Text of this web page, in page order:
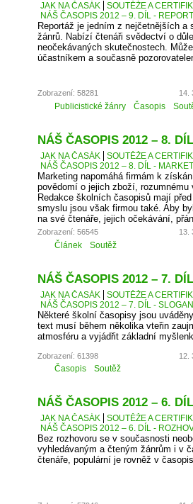
JAK NA ČASÁK
SOUTĚŽE A
NÁŠ ČASOPIS 2012 – 9. DÍL -
Reportáž je jedním z nejčetnějších a
žánrů. Nabízí čtenáři svědectví o
neočekávaných skutečnostech.
účastníkem a současně
Zobrazení: 58281 14.
Publicistické žánry Časopis
NÁŠ ČASOPIS 2012 – 8.
JAK NA ČASÁK
SOUTĚŽE A
NÁŠ ČASOPIS 2012 – 8. DÍL -
Marketing napomáhá firmám k
povědomí o jejich zboží,
Redakce školních časopisů mají
smyslu jsou však firmou také. Aby
na své čtenáře, jejich očekávání,
Zobrazení: 56545 13.
Článek Soutěž
NÁŠ ČASOPIS 2012 – 7.
JAK NA ČASÁK
SOUTĚŽE A
NÁŠ ČASOPIS 2012 – 7. DÍL - SLOGAN
Některé školní časopisy jsou
text musí během několika vteřin
atmosféru a vyjádřit základní
Zobrazení: 61398 12.
Časopis Soutěž
NÁŠ ČASOPIS 2012 – 6.
JAK NA ČASÁK
SOUTĚŽE A
NÁŠ ČASOPIS 2012 – 6. DÍL -
Bez rozhovoru se v současnosti
vyhledávaným a čteným žánrům i v
čtenáře, populární je rovněž v